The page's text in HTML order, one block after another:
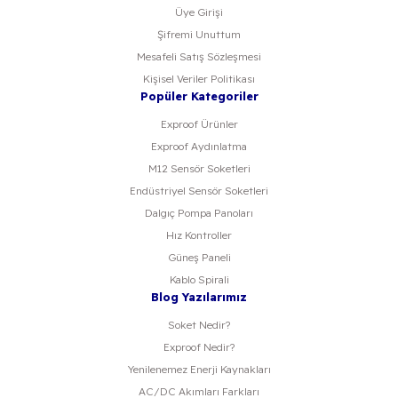
Üye Girişi
Şifremi Unuttum
Mesafeli Satış Sözleşmesi
Kişisel Veriler Politikası
Popüler Kategoriler
Exproof Ürünler
Exproof Aydınlatma
M12 Sensör Soketleri
Endüstriyel Sensör Soketleri
Dalgıç Pompa Panoları
Hız Kontroller
Güneş Paneli
Kablo Spirali
Blog Yazılarımız
Soket Nedir?
Exproof Nedir?
Yenilenemez Enerji Kaynakları
AC/DC Akımları Farkları